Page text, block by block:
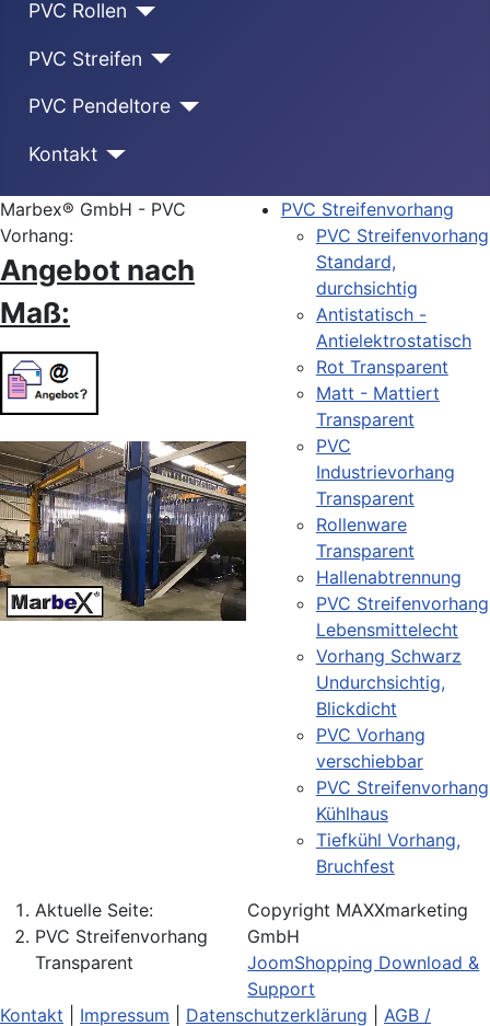
PVC Rollen
PVC Streifen
PVC Pendeltore
Kontakt
Marbex® GmbH - PVC
Vorhang:
Angebot nach
Maß:
PVC Streifenvorhang
PVC Streifenvorhang
Standard,
durchsichtig
Antistatisch -
Antielektrostatisch
Rot Transparent
Matt - Mattiert
Transparent
PVC
Industrievorhang
Transparent
Rollenware
Transparent
Hallenabtrennung
PVC Streifenvorhang
Lebensmittelecht
Vorhang Schwarz
Undurchsichtig,
Blickdicht
PVC Vorhang
verschiebbar
PVC Streifenvorhang
Kühlhaus
Tiefkühl Vorhang,
Bruchfest
Aktuelle Seite:
PVC Streifenvorhang
Transparent
Copyright MAXXmarketing
GmbH
JoomShopping Download &
Support
Kontakt
Impressum Datenschutzerklärung AGB /